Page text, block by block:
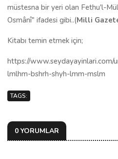
müstesna bir yeri olan Fethu'l-
Osmânî" ifadesi gibi..(Milli
Kitabı temin etmek için;
https://
lmlhm-bshrh-shyh-lmm-mslm
TAGS:
0 YORUMLAR